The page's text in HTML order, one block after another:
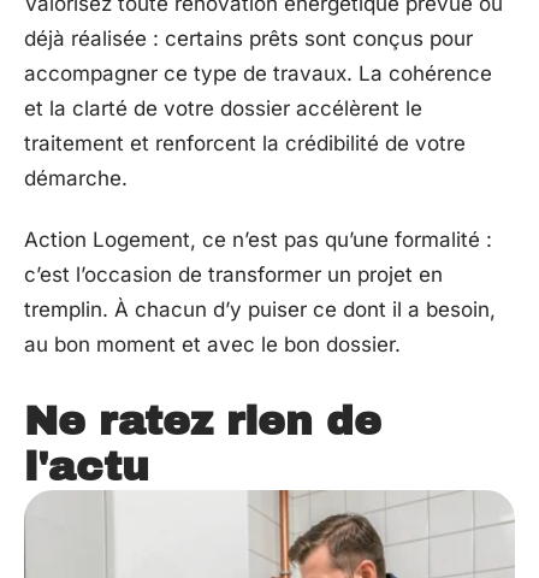
déjà réalisée : certains prêts sont conçus pour
accompagner ce type de travaux. La cohérence
et la clarté de votre dossier accélèrent le
traitement et renforcent la crédibilité de votre
démarche.
Action Logement, ce n’est pas qu’une formalité :
c’est l’occasion de transformer un projet en
tremplin. À chacun d’y puiser ce dont il a besoin,
au bon moment et avec le bon dossier.
Ne ratez rien de
l'actu